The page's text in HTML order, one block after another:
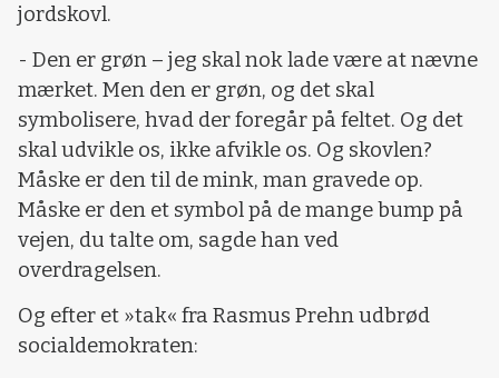
jordskovl.
- Den er grøn – jeg skal nok lade være at nævne
mærket. Men den er grøn, og det skal
symbolisere, hvad der foregår på feltet. Og det
skal udvikle os, ikke afvikle os. Og skovlen?
Måske er den til de mink, man gravede op.
Måske er den et symbol på de mange bump på
vejen, du talte om, sagde han ved
overdragelsen.
Og efter et »tak« fra Rasmus Prehn udbrød
socialdemokraten: